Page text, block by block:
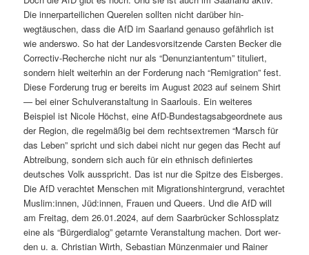
Die inner­parteilichen Quere­len soll­ten nicht darüber hin­
wegtäuschen, dass die AfD im Saar­land genau­so gefährlich ist
wie ander­swo. So hat der Lan­desvor­sitzende Carsten Beck­er die
Cor­rec­tiv-Recherche nicht nur als “Denun­zianten­tum” tit­uliert,
son­dern hielt weit­er­hin an der Forderung nach “Rem­i­gra­tion” fest.
Diese Forderung trug er bere­its im August 2023 auf seinem Shirt
— bei ein­er Schul­ver­anstal­tung in Saar­louis. Ein weit­eres
Beispiel ist Nicole Höchst, eine AfD-Bun­destagsab­ge­ord­nete aus
der Region, die regelmäßig bei dem recht­sex­tremen “Marsch für
das Leben” spricht und sich dabei nicht nur gegen das Recht auf
Abtrei­bung, son­dern sich auch für ein eth­nisch definiertes
deutsches Volk ausspricht. Das ist nur die Spitze des Eis­berges.
Die AfD ver­achtet Men­schen mit Migra­tionsh­in­ter­grund, ver­achtet
Muslim:innen, Jüd:innen, Frauen und Queers. Und die AfD will
am Fre­itag, dem 26.01.2024, auf dem Saar­brück­er Schloss­platz
eine als “Bürg­er­dia­log” getarnte Ver­anstal­tung machen. Dort wer­
den u. a. Chris­t­ian Wirth, Sebas­t­ian Münzen­maier und Rain­er